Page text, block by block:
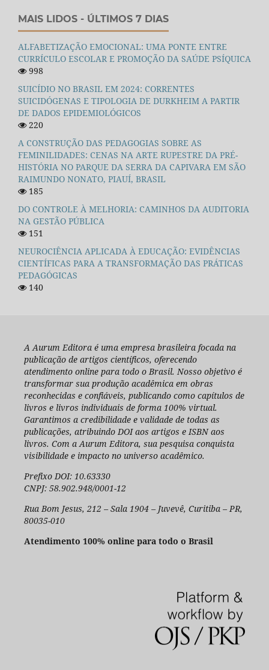
MAIS LIDOS - ÚLTIMOS 7 DIAS
ALFABETIZAÇÃO EMOCIONAL: UMA PONTE ENTRE
CURRÍCULO ESCOLAR E PROMOÇÃO DA SAÚDE PSÍQUICA
998
SUICÍDIO NO BRASIL EM 2024: CORRENTES
SUICIDÓGENAS E TIPOLOGIA DE DURKHEIM A PARTIR
DE DADOS EPIDEMIOLÓGICOS
220
A CONSTRUÇÃO DAS PEDAGOGIAS SOBRE AS
FEMINILIDADES: CENAS NA ARTE RUPESTRE DA PRÉ-
HISTÓRIA NO PARQUE DA SERRA DA CAPIVARA EM SÃO
RAIMUNDO NONATO, PIAUÍ, BRASIL
185
DO CONTROLE À MELHORIA: CAMINHOS DA AUDITORIA
NA GESTÃO PÚBLICA
151
NEUROCIÊNCIA APLICADA À EDUCAÇÃO: EVIDÊNCIAS
CIENTÍFICAS PARA A TRANSFORMAÇÃO DAS PRÁTICAS
PEDAGÓGICAS
140
A Aurum Editora é uma empresa brasileira focada na
publicação de artigos científicos, oferecendo
atendimento online para todo o Brasil. Nosso objetivo é
transformar sua produção acadêmica em obras
reconhecidas e confiáveis, publicando como capítulos de
livros e livros individuais de forma 100% virtual.
Garantimos a credibilidade e validade de todas as
publicações, atribuindo DOI aos artigos e ISBN aos
livros. Com a Aurum Editora, sua pesquisa conquista
visibilidade e impacto no universo acadêmico.
Prefixo DOI: 10.63330
CNPJ: 58.902.948/0001-12
Rua Bom Jesus, 212 – Sala 1904 – Juvevê, Curitiba – PR,
80035-010
Atendimento 100% online para todo o Brasil